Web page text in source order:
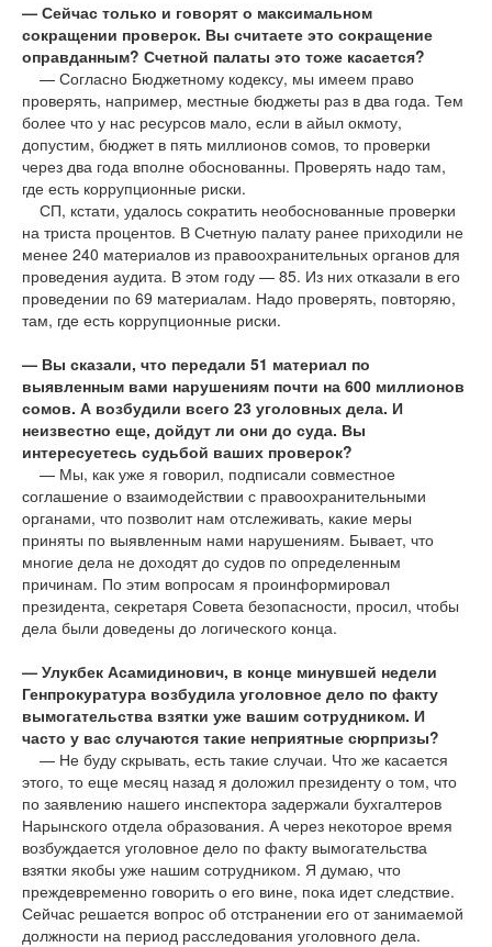
— Сейчас только и говорят о максимальном
сокращении проверок. Вы считаете это сокращение
оправданным? Счетной палаты это тоже касается?
— Согласно Бюджетному кодексу, мы имеем право
проверять, например, местные бюджеты раз в два года. Тем
более что у нас ресурсов мало, если в айыл окмоту,
допустим, бюджет в пять миллионов сомов, то проверки
через два года вполне обоснованны. Проверять надо там,
где есть коррупционные риски.
СП, кстати, удалось сократить необоснованные проверки
на триста процентов. В Счетную палату ранее приходили не
менее 240 материалов из правоохранительных органов для
проведения аудита. В этом году — 85. Из них отказали в его
проведении по 69 материалам. Надо проверять, повторяю,
там, где есть коррупционные риски.
— Вы сказали, что передали 51 материал по
выявленным вами нарушениям почти на 600 миллионов
сомов. А возбудили всего 23 уголовных дела. И
неизвестно еще, дойдут ли они до суда. Вы
интересуетесь судьбой ваших проверок?
— Мы, как уже я говорил, подписали совместное
соглашение о взаимодействии с правоохранительными
органами, что позволит нам отслеживать, какие меры
приняты по выявленным нами нарушениям. Бывает, что
многие дела не доходят до судов по определенным
причинам. По этим вопросам я проинформировал
президента, секретаря Совета безопасности, просил, чтобы
дела были доведены до логического конца.
— Улукбек Асамидинович, в конце минувшей недели
Генпрокуратура возбудила уголовное дело по факту
вымогательства взятки уже вашим сотрудником. И
часто у вас случаются такие неприятные сюрпризы?
— Не буду скрывать, есть такие случаи. Что же касается
этого, то еще месяц назад я доложил президенту о том, что
по заявлению нашего инспектора задержали бухгалтеров
Нарынского отдела образования. А через некоторое время
возбуждается уголовное дело по факту вымогательства
взятки якобы уже нашим сотрудником. Я думаю, что
преждевременно говорить о его вине, пока идет следствие.
Сейчас решается вопрос об отстранении его от занимаемой
должности на период расследования уголовного дела.